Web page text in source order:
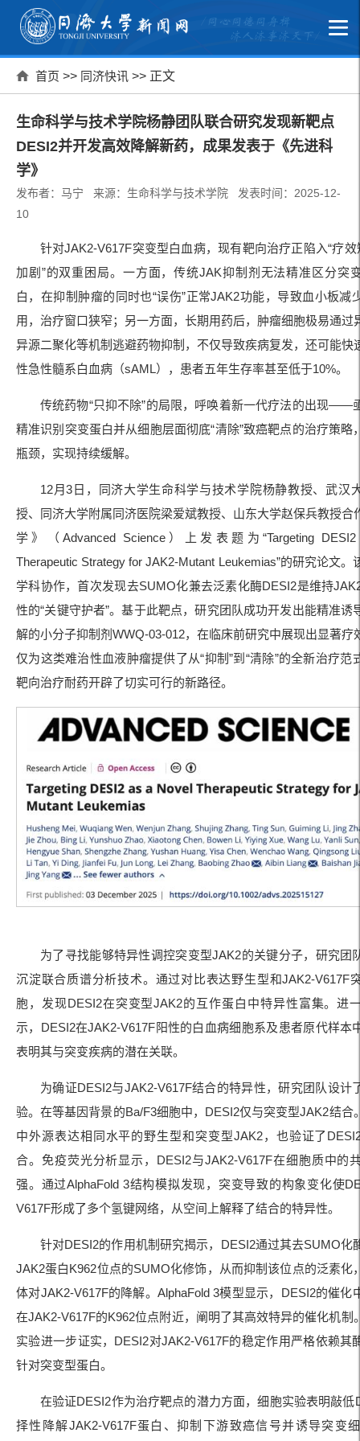
首页 >> 同济快讯 >> 正文
生命科学与技术学院杨静团队联合研究发现新靶点
DESI2并开发高效降解新药，成果发表于《先进科
学》
发布者：马宁 来源：生命科学与技术学院 发表时间：2025-12-
10
针对JAK2-V617F突变型白血病，现有靶向治疗正陷入“疗效
加剧”的双重困局。一方面，传统JAK抑制剂无法精准区分突
白，在抑制肿瘤的同时也“误伤”正常JAK2功能，导致血小板减
用，治疗窗口狭窄；另一方面，长期用药后，肿瘤细胞极易通过
异源二聚化等机制逃避药物抑制，不仅导致疾病复发，还可能快
性急性髓系白血病（sAML），患者五年生存率甚至低于10%。
传统药物“只抑不除”的局限，呼唤着新一代疗法的出现——
精准识别突变蛋白并从细胞层面彻底“清除”致癌靶点的治疗策略
瓶颈，实现持续缓解。
12月3日，同济大学生命科学与技术学院杨静教授、武汉
授、同济大学附属同济医院梁爱斌教授、山东大学赵保兵教授合
学》（Advanced Science）上发表题为“Targeting
Therapeutic Strategy for JAK2-Mutant Leukemias”的研究论文。
学科协作，首次发现去SUMO化兼去泛素化酶DESI2是维持
性的“关键守护者”。基于此靶点，研究团队成功开发出能精准诱
解的小分子抑制剂WWQ-03-012，在临床前研究中展现出显著疗
仅为这类难治性血液肿瘤提供了从“抑制”到“清除”的全新治疗范
靶向治疗耐药开辟了切实可行的新路径。
为了寻找能够特异性调控突变型JAK2的关键分子，研究团
沉淀联合质谱分析技术。通过对比表达野生型和JAK2-V617F
胞，发现DESI2在突变型JAK2的互作蛋白中特异性富集。进
示，DESI2在JAK2-V617F阳性的白血病细胞系及患者原代样本
表明其与突变疾病的潜在关联。
为确证DESI2与JAK2-V617F结合的特异性，研究团队设计
验。在等基因背景的Ba/F3细胞中，DESI2仅与突变型JAK2结合
中外源表达相同水平的野生型和突变型JAK2，也验证了
合。免疫荧光分析显示，DESI2与JAK2-V617F在细胞质中的
强。通过AlphaFold 3结构模拟发现，突变导致的构象变化使
V617F形成了多个氢键网络，从空间上解释了结合的特异性。
针对DESI2的作用机制研究揭示，DESI2通过其去SUMO化
JAK2蛋白K962位点的SUMO化修饰，从而抑制该位点的泛素化
体对JAK2-V617F的降解。AlphaFold 3模型显示，DESI2的催化
在JAK2-V617F的K962位点附近，阐明了其高效特异的催化机制
实验进一步证实，DESI2对JAK2-V617F的稳定作用严格依赖其
针对突变型蛋白。
在验证DESI2作为治疗靶点的潜力方面，细胞实验表明敲低
择性降解JAK2-V617F蛋白、抑制下游致癌信号并诱导突变